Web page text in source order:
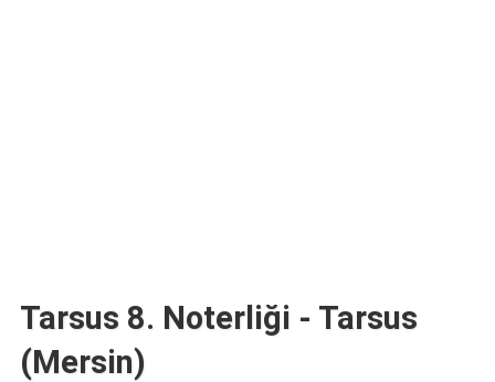
Tarsus 8. Noterliği - Tarsus
(Mersin)